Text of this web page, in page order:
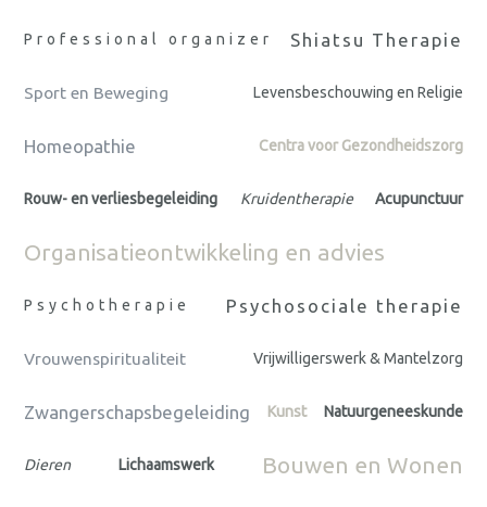
Professional organizer Shiatsu Therapie
Sport en Beweging Levensbeschouwing en Religie
Homeopathie Centra voor Gezondheidszorg
Rouw- en verliesbegeleiding Kruidentherapie Acupunctuur
Organisatieontwikkeling en advies
Psychotherapie Psychosociale therapie
Vrouwenspiritualiteit Vrijwilligerswerk & Mantelzorg
Zwangerschapsbegeleiding Kunst Natuurgeneeskunde
Dieren Lichaamswerk Bouwen en Wonen